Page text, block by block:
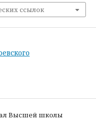
ссылок
Высшей школы